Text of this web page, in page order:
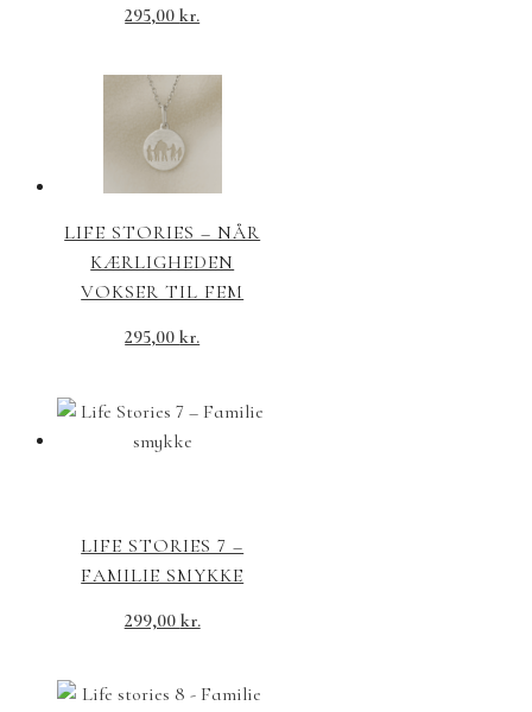
295,00kr.
LIFE STORIES – NÅR
KÆRLIGHEDEN
VOKSER TIL FEM
295,00kr.
LIFE STORIES 7 –
FAMILIE SMYKKE
299,00 kr.